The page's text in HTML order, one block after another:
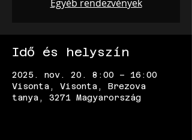
Egyéb rendezvények
Idő és helyszín
2025. nov. 20. 8:00 – 16:00
Visonta, Visonta, Brezova
tanya, 3271 Magyarország